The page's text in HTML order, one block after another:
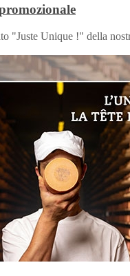
"Juste Unique !" della